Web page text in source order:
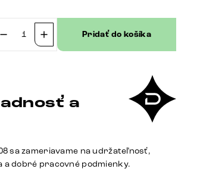
Pridať do košíka
a
sa zameriavame na udržateľnosť,
dobré pracovné podmienky.